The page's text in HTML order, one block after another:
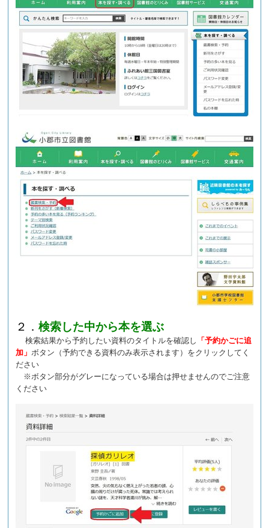
２．検索した中から本を選ぶ
検索結果から予約したい資料のタイトルを確認し 「予約かごに追
加」ボタン（予約できる資料のみ表示されます）をクリックしてく
ださい
※ボタン部分がグレーになっている場合は押せませんのでご注意
ください